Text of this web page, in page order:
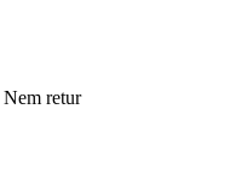
Nem retur